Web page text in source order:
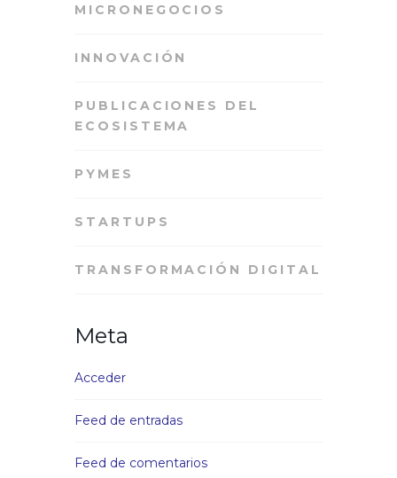
MICRONEGOCIOS
INNOVACIÓN
PUBLICACIONES DEL
ECOSISTEMA
PYMES
STARTUPS
TRANSFORMACIÓN DIGITAL
Meta
Acceder
Feed de entradas
Feed de comentarios